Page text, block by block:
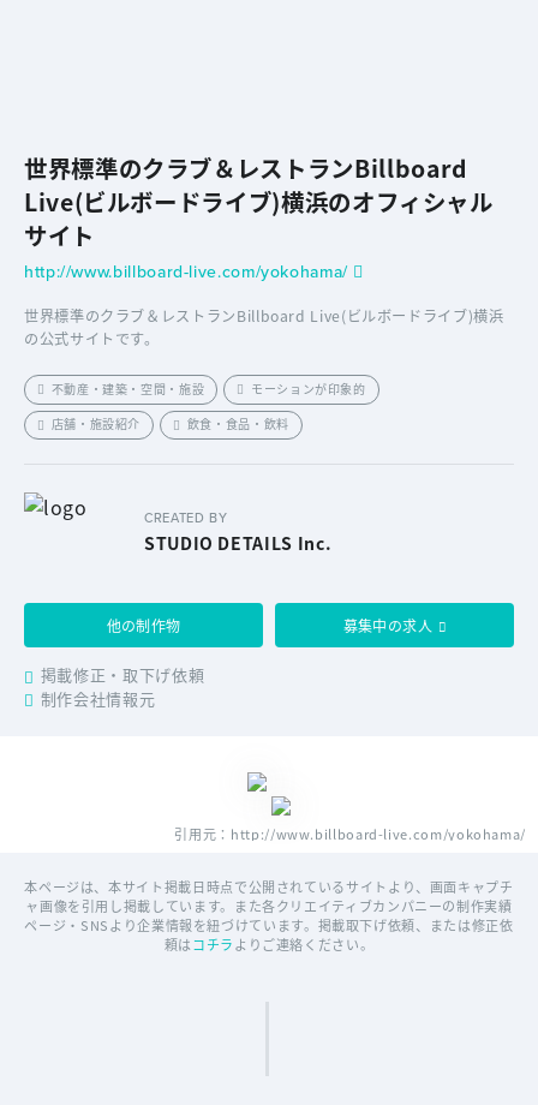
世界標準のクラブ＆レストランBillboard
Live(ビルボードライブ)横浜のオフィシャル
サイト
http://www.billboard-live.com/yokohama/
世界標準のクラブ＆レストランBillboard Live(ビルボードライブ)横浜
の公式サイトです。
不動産・建築・空間・施設
モーションが印象的
店舗・施設紹介
飲食・食品・飲料
CREATED BY
STUDIO DETAILS Inc.
他の制作物 募集中の求人
掲載修正・取下げ依頼
制作会社情報元
引用元：http://www.billboard-live.com/yokohama/
本ページは、本サイト掲載日時点で公開されているサイトより、画面キャプチ
ャ画像を引用し掲載しています。また各クリエイティブカンパニーの制作実績
ページ・SNSより企業情報を紐づけています。掲載取下げ依頼、または修正依
頼はコチラよりご連絡ください。